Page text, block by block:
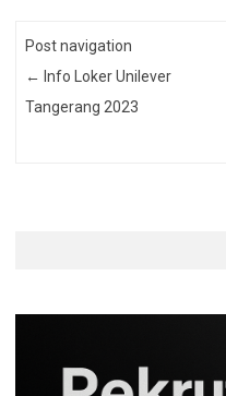
Post navigation
← Info Loker Unilever
Tangerang 2023